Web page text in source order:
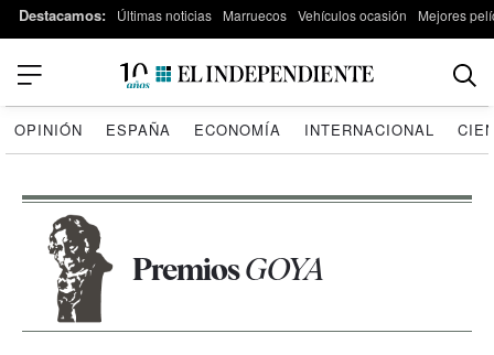
Destacamos: Últimas noticias Marruecos Vehículos ocasión Mejores
OPINIÓN ESPAÑA ECONOMÍA INTERNACIONAL
PremiosGOYA